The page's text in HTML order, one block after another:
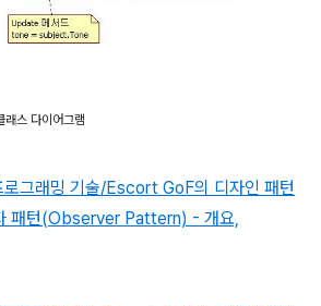
래스 다이어그램
그래밍 기술/Escort GoF의 디자인 패턴
패턴(Observer Pattern) - 개요,